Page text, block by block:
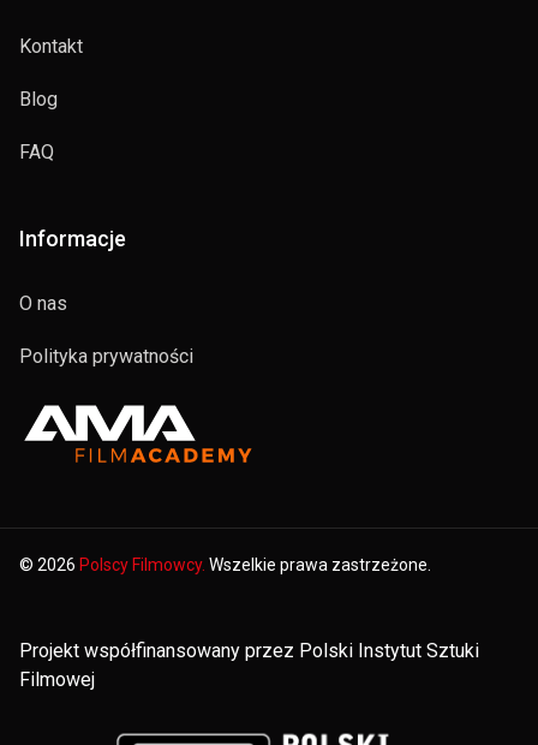
Kontakt
Blog
FAQ
Informacje
O nas
Polityka prywatności
© 2026 Polscy Filmowcy. Wszelkie prawa zastrzeżone.
Projekt współfinansowany przez Polski Instytut Sztuki
Filmowej